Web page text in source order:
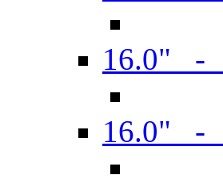
16.0" -
16.0" -